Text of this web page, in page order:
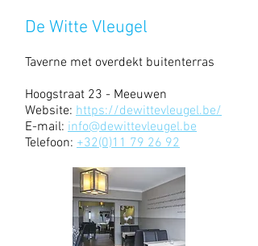
De Witte Vleugel
Taverne met overdekt buitenterras
Hoogstraat 23 - Meeuwen
Website: https://dewittevleugel.be/
E-mail: info@dewittevleugel.be
Telefoon: +32(0)11 79 26 92